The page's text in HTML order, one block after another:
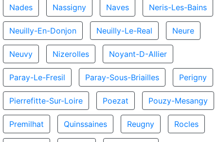
Nades Nassigny Naves Neris-Les-Bains
Neuilly-En-Donjon Neuilly-Le-Real Neure
Neuvy Nizerolles Noyant-D-Allier
Paray-Le-Fresil Paray-Sous-Briailles Perigny
Pierrefitte-Sur-Loire Poezat Pouzy-Mesangy
Premilhat Quinssaines Reugny Rocles